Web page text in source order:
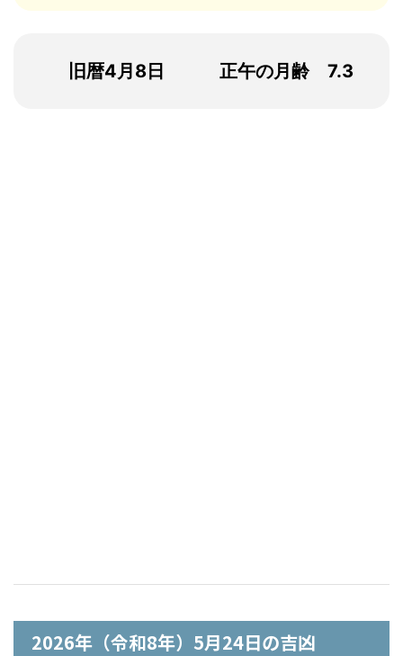
旧暦4月8日 正午の月齢 7.3
2026年（令和8年）5月24日の吉凶